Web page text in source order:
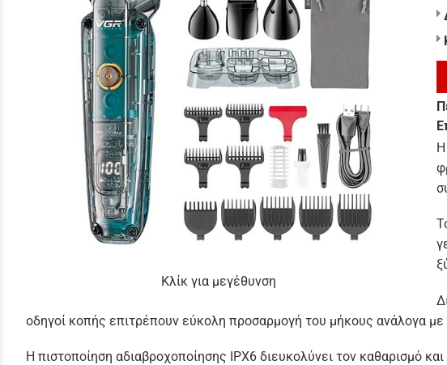
Κλίκ για μεγέθυνση
οδηγοί κοπής επιτρέπουν εύκολη προσαρμογή του μήκους ανάλογα με
Η πιστοποίηση αδιαβροχοποίησης IPX6 διευκολύνει τον καθαρισμό